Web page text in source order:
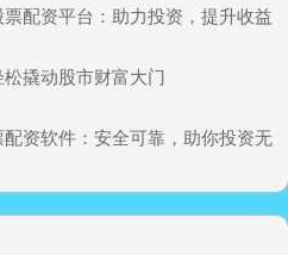
配资平台：助力投资，提升收益
撬动股市财富大门
资软件：安全可靠，助你投资无